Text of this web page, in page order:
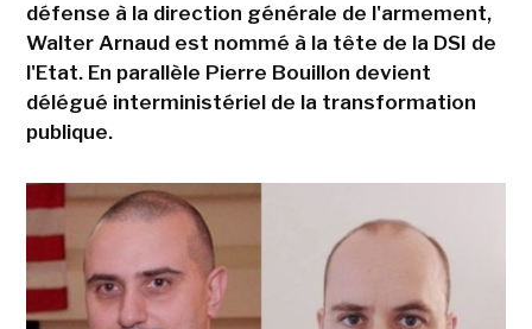
défense à la direction générale de l'armement,
Walter Arnaud est nommé à la tête de la DSI de
l'Etat. En parallèle Pierre Bouillon devient
délégué interministériel de la transformation
publique.